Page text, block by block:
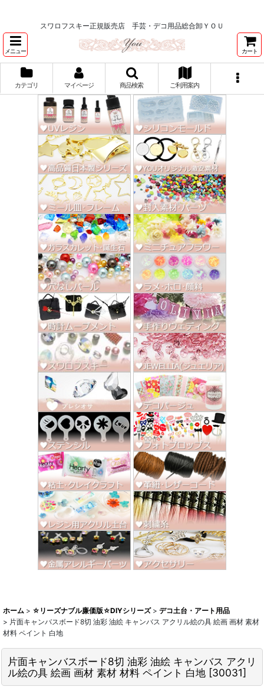
スワロフスキー正規販売店 手芸・デコ用品総合卸ＹＯＵ
メニュー カート
カテゴリ マイページ 商品検索 ご利用案内
ホーム > ☆リーズナブル廉価版☆DIYシリーズ > デコ土台・アート用品
> 片面キャンバスボード8切 油彩 油絵 キャンバス アクリル絵の具 絵画 画材 素材
材料 ペイント 白地
片面キャンバスボード8切 油彩 油絵 キャンバス アクリ
ル絵の具 絵画 画材 素材 材料 ペイント 白地 [30031]